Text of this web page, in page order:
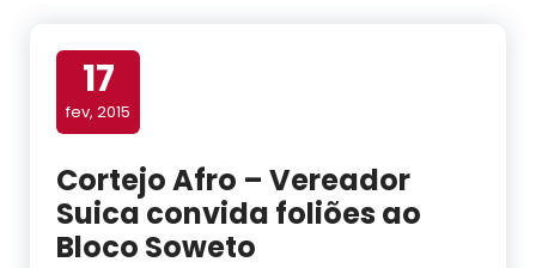
17
fev, 2015
Cortejo Afro – Vereador
Suica convida foliões ao
Bloco Soweto